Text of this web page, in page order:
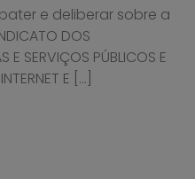
e deliberar sobre a
DOS
E SERVIÇOS PÚBLICOS E
E […]